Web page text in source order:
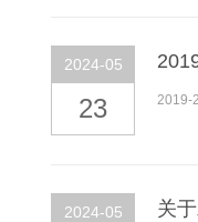
2024-05
23 2019-
2024-05 关